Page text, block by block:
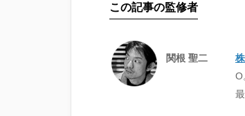
この記事の監修者
関根 聖二
O